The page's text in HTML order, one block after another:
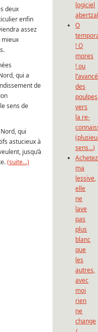
deux
enfin
assez
mieux
qui a
de
sens de
qui
astucieux à
jusqu’à
(suite…)
logiciel
O
! O
mores
! ou
des
poulpes
vers
la re-
sens…)
Achetez
ma
lessive,
elle
ne
lave
pas
plus
blanc
que
les
autres,
avec
moi
rien
ne
change